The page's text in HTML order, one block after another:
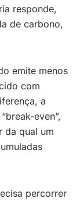
responde,
de carbono,
emite menos
com
a
even”,
da qual um
percorrer